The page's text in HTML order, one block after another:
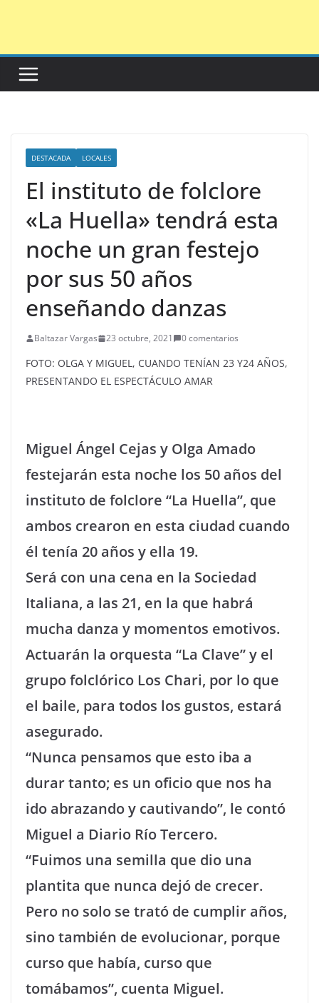
DESTACADA LOCALES
El instituto de folclore
«La Huella» tendrá esta
noche un gran festejo
por sus 50 años
enseñando danzas
Baltazar Vargas 23 octubre, 2021 0 comentarios
FOTO: OLGA Y MIGUEL, CUANDO TENÍAN 23 Y24 AÑOS,
PRESENTANDO EL ESPECTÁCULO AMAR
Miguel Ángel Cejas y Olga Amado
festejarán esta noche los 50 años del
instituto de folclore “La Huella”, que
ambos crearon en esta ciudad cuando
él tenía 20 años y ella 19.
Será con una cena en la Sociedad
Italiana, a las 21, en la que habrá
mucha danza y momentos emotivos.
Actuarán la orquesta “La Clave” y el
grupo folclórico Los Chari, por lo que
el baile, para todos los gustos, estará
asegurado.
“Nunca pensamos que esto iba a
durar tanto; es un oficio que nos ha
ido abrazando y cautivando”, le contó
Miguel a Diario Río Tercero.
“Fuimos una semilla que dio una
plantita que nunca dejó de crecer.
Pero no solo se trató de cumplir años,
sino también de evolucionar, porque
curso que había, curso que
tomábamos”, cuenta Miguel.